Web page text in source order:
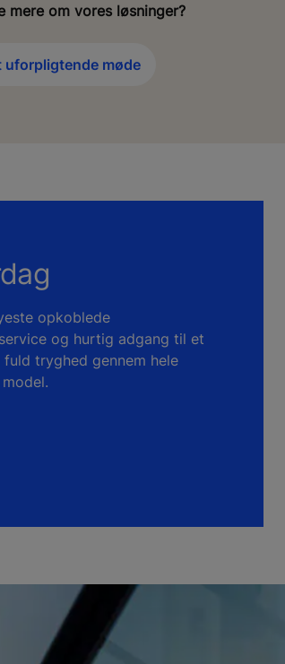
mere om vores løsninger?
uforpligtende møde
opkoblede
og hurtig adgang til et
tryghed gennem hele